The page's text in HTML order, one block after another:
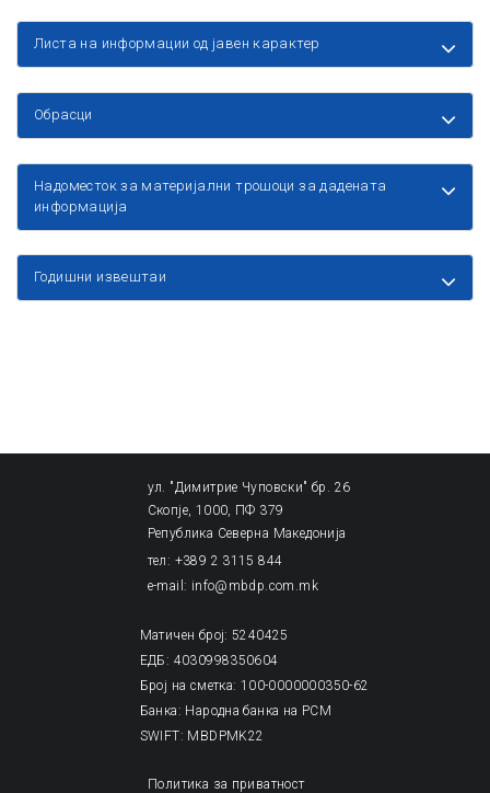
Листа на информации од јавен карактер
Обрасци
Надоместок за материјални трошоци за дадената
информација
Годишни извештаи
ул. "Димитрие Чуповски" бр. 26
Скопје, 1000, ПФ 379
Република Северна Македонија
тел: +389 2 3115 844
e-mail: info@mbdp.com.mk
Матичен број: 5240425
ЕДБ: 4030998350604
Број на сметка: 100-0000000350-62
Банка: Народна банка на РСМ
SWIFT: MBDPMK22
Политика за приватност